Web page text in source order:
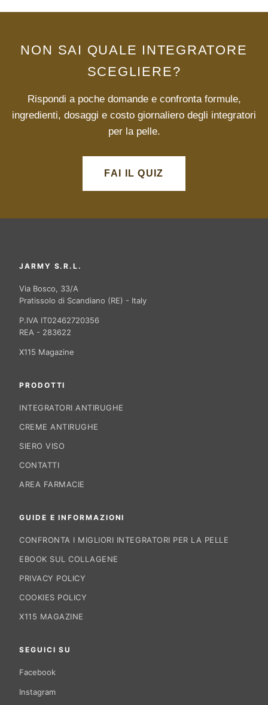
NON SAI QUALE INTEGRATORE
SCEGLIERE?
Rispondi a poche domande e confronta formule,
ingredienti, dosaggi e costo giornaliero degli integratori
per la pelle.
FAI IL QUIZ
JARMY S.R.L.
Via Bosco, 33/A
Pratissolo di Scandiano (RE) - Italy
P.IVA IT02462720356
REA - 283622
X115 Magazine
PRODOTTI
INTEGRATORI ANTIRUGHE
CREME ANTIRUGHE
SIERO VISO
CONTATTI
AREA FARMACIE
GUIDE E INFORMAZIONI
CONFRONTA I MIGLIORI INTEGRATORI PER LA PELLE
EBOOK SUL COLLAGENE
PRIVACY POLICY
COOKIES POLICY
X115 MAGAZINE
SEGUICI SU
Facebook
Instagram